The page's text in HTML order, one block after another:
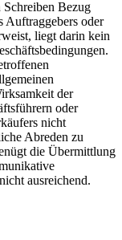
Bezug
Auftraggebers oder
liegt darin kein
der
oder
nicht
Abreden zu
die Übermittlung
ausreichend.